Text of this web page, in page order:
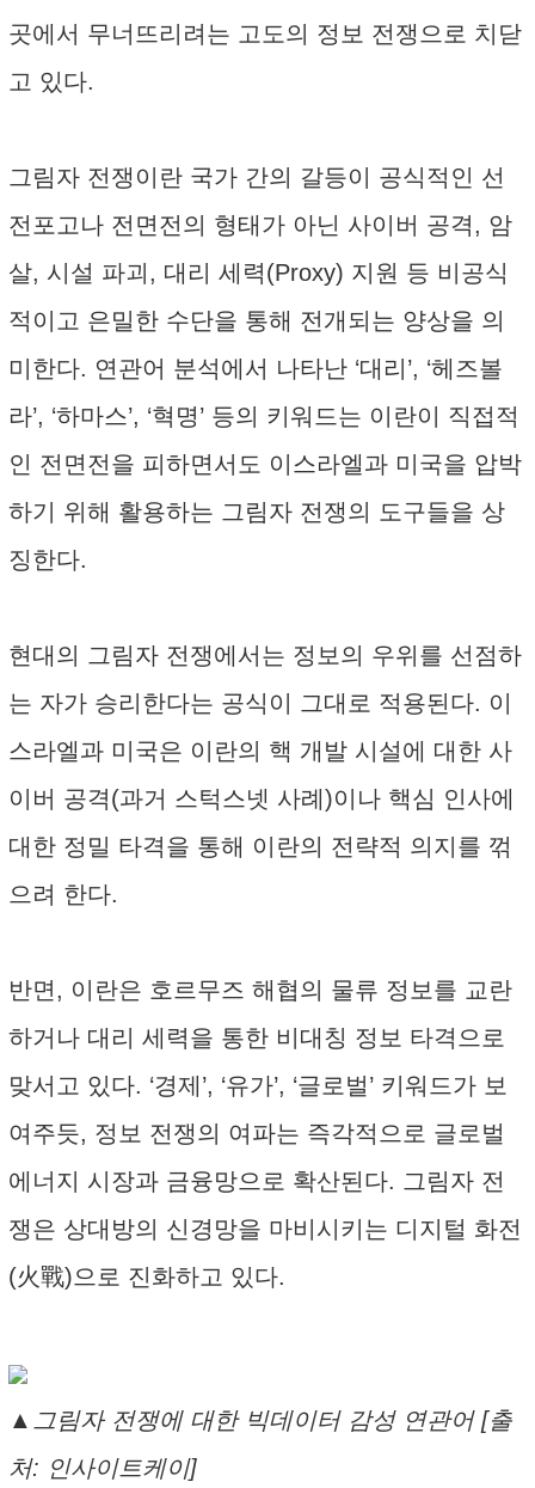
곳에서 무너뜨리려는 고도의 정보 전쟁으로 치닫
고 있다.
그림자 전쟁이란 국가 간의 갈등이 공식적인 선
전포고나 전면전의 형태가 아닌 사이버 공격, 암
살, 시설 파괴, 대리 세력(Proxy) 지원 등 비공식
적이고 은밀한 수단을 통해 전개되는 양상을 의
미한다. 연관어 분석에서 나타난 ‘대리’, ‘헤즈볼
라’, ‘하마스’, ‘혁명’ 등의 키워드는 이란이 직접적
인 전면전을 피하면서도 이스라엘과 미국을 압박
하기 위해 활용하는 그림자 전쟁의 도구들을 상
징한다.
현대의 그림자 전쟁에서는 정보의 우위를 선점하
는 자가 승리한다는 공식이 그대로 적용된다. 이
스라엘과 미국은 이란의 핵 개발 시설에 대한 사
이버 공격(과거 스턱스넷 사례)이나 핵심 인사에
대한 정밀 타격을 통해 이란의 전략적 의지를 꺾
으려 한다.
반면, 이란은 호르무즈 해협의 물류 정보를 교란
하거나 대리 세력을 통한 비대칭 정보 타격으로
맞서고 있다. ‘경제’, ‘유가’, ‘글로벌’ 키워드가 보
여주듯, 정보 전쟁의 여파는 즉각적으로 글로벌
에너지 시장과 금융망으로 확산된다. 그림자 전
쟁은 상대방의 신경망을 마비시키는 디지털 화전
(火戰)으로 진화하고 있다.
▲그림자 전쟁에 대한 빅데이터 감성 연관어 [출
처: 인사이트케이]